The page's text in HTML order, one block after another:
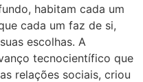
habitam cada um
cada um faz de si,
escolhas. A
tecnocientífico que
relações sociais, criou